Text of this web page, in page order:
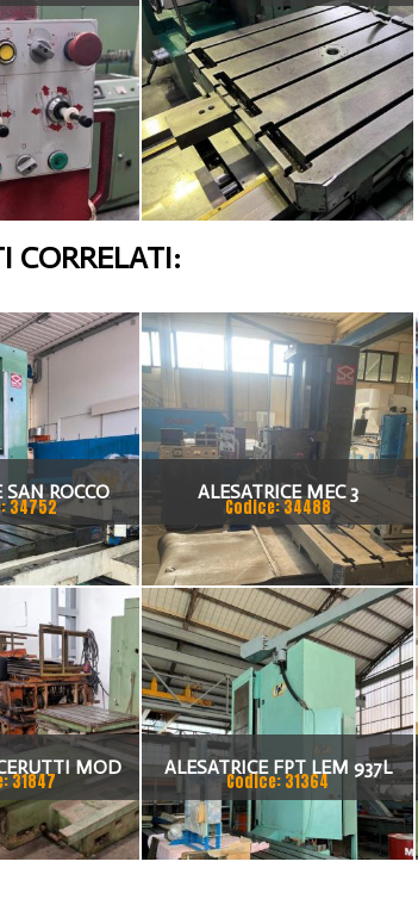
CORRELATI:
SAN ROCCO
34752
ALESATRICE MEC 3
Codice: 34488
MOD
75
31847
ALESATRICE FPT LEM 937L
Codice: 31364